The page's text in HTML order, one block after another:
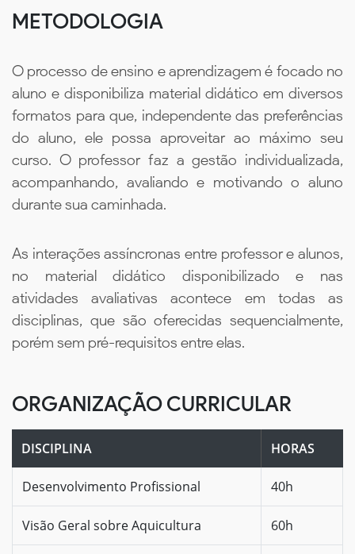
METODOLOGIA
O processo de ensino e aprendizagem é focado no
aluno e disponibiliza material didático em diversos
formatos para que, independente das preferências
do aluno, ele possa aproveitar ao máximo seu
curso. O professor faz a gestão individualizada,
acompanhando, avaliando e motivando o aluno
durante sua caminhada.
As interações assíncronas entre professor e alunos,
no material didático disponibilizado e nas
atividades avaliativas acontece em todas as
disciplinas, que são oferecidas sequencialmente,
porém sem pré-requisitos entre elas.
ORGANIZAÇÃO CURRICULAR
DISCIPLINA HORAS
Desenvolvimento Profissional 40h
Visão Geral sobre Aquicultura 60h